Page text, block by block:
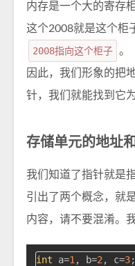
内存是一个大的寄存
这个2008就是这个柜
2008指向这个柜子 。
因此，我们形象的把
针，我们就能找到它
存储单元的地址
我们知道了指针就是
引出了两个概念，就
内容，请不要混淆。
int a=1 , b=2 , c=3